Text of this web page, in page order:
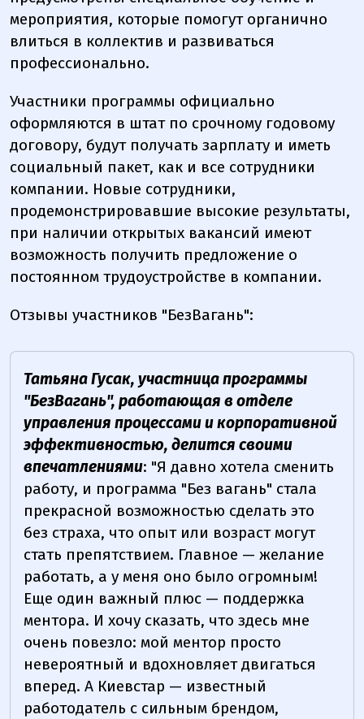
мероприятия, которые помогут органично
влиться в коллектив и развиваться
профессионально.
Участники программы официально
оформляются в штат по срочному годовому
договору, будут получать зарплату и иметь
социальный пакет, как и все сотрудники
компании. Новые сотрудники,
продемонстрировавшие высокие результаты,
при наличии открытых вакансий имеют
возможность получить предложение о
постоянном трудоустройстве в компании.
Отзывы участников "БезВагань":
Татьяна Гусак, участница программы
"БезВагань", работающая в отделе
управления процессами и корпоративной
эффективностью, делится своими
впечатлениями: "Я давно хотела сменить
работу, и программа "Без вагань" стала
прекрасной возможностью сделать это
без страха, что опыт или возраст могут
стать препятствием. Главное — желание
работать, а у меня оно было огромным!
Еще один важный плюс — поддержка
ментора. И хочу сказать, что здесь мне
очень повезло: мой ментор просто
невероятный и вдохновляет двигаться
вперед. А Киевстар — известный
работодатель с сильным брендом,